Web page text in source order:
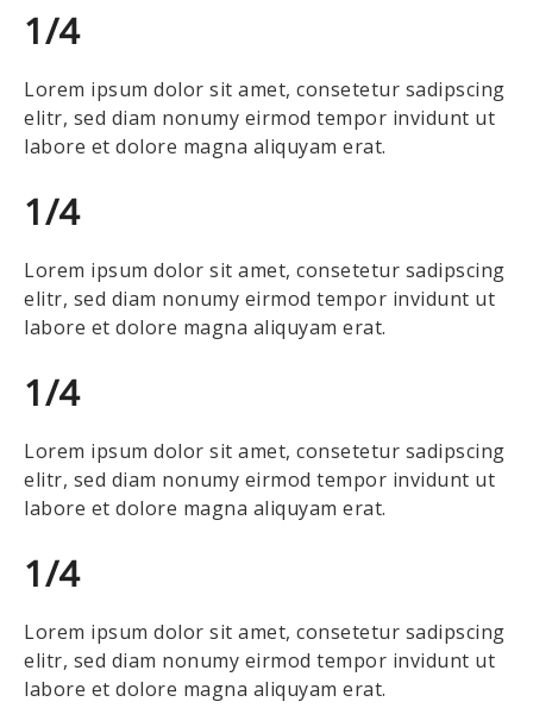
1/4
Lorem ipsum dolor sit amet, consetetur sadipscing
elitr, sed diam nonumy eirmod tempor invidunt ut
labore et dolore magna aliquyam erat.
1/4
Lorem ipsum dolor sit amet, consetetur sadipscing
elitr, sed diam nonumy eirmod tempor invidunt ut
labore et dolore magna aliquyam erat.
1/4
Lorem ipsum dolor sit amet, consetetur sadipscing
elitr, sed diam nonumy eirmod tempor invidunt ut
labore et dolore magna aliquyam erat.
1/4
Lorem ipsum dolor sit amet, consetetur sadipscing
elitr, sed diam nonumy eirmod tempor invidunt ut
labore et dolore magna aliquyam erat.